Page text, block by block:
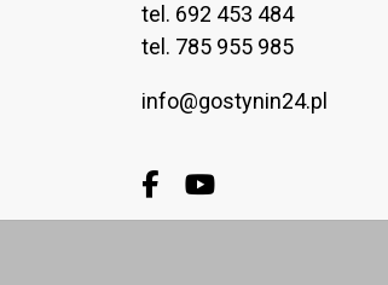
tel. 692 453 484
tel. 785 955 985
info@gostynin24.pl
Facebook.com
Youtube.com